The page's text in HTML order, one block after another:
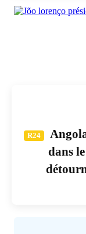
R24
dans